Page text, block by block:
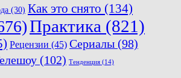
(30) Как это снято (134)
Практика (821)
Рецензии (45) Сериалы (98)
(102) Тенденция (14)